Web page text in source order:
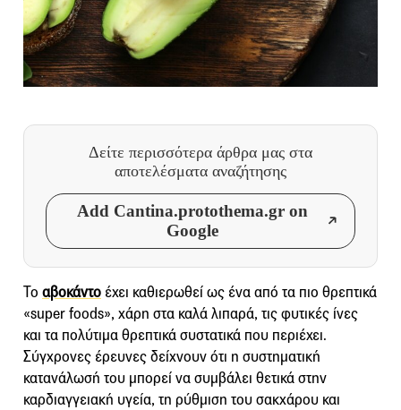
Δείτε περισσότερα άρθρα μας στα
αποτελέσματα αναζήτησης
Add Cantina.protothema.gr on
Google
Το αβοκάντο έχει καθιερωθεί ως ένα από τα πιο θρεπτικά
«super foods», χάρη στα καλά λιπαρά, τις φυτικές ίνες
και τα πολύτιμα θρεπτικά συστατικά που περιέχει.
Σύγχρονες έρευνες δείχνουν ότι η συστηματική
κατανάλωσή του μπορεί να συμβάλει θετικά στην
καρδιαγγειακή υγεία, τη ρύθμιση του σακχάρου και